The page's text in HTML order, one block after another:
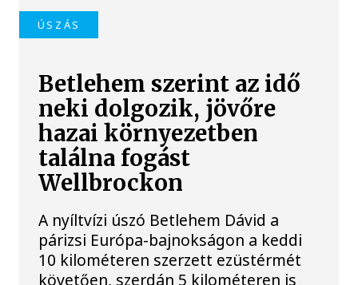
ÚSZÁS
Betlehem szerint az idő
neki dolgozik, jövőre
hazai környezetben
találna fogást
Wellbrockon
A nyíltvízi úszó Betlehem Dávid a
párizsi Európa-bajnokságon a keddi
10 kilométeren szerzett ezüstérmét
követően, szerdán 5 kilométeren is